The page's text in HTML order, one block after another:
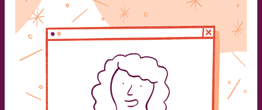
Caroline 25 février 2025
Reconversion professionnelle à la suite de la perte
d’un proche La perte d’un être cher est une
expérience bouleversante qui peut amener à
reconsidérer savie sous un nouvel angle. Cette
période de réflexion invite souvent à des
changementsprofonds, et notamment des
reconversions professionnelles. Happy End,
organisme de formation spécialisé dans les
thématiques de l’accompagnement de […]